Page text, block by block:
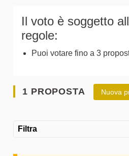
Il voto è soggetto
regole:
Puoi votare fino a 3
1 PROPOSTA Nuova
Filtra